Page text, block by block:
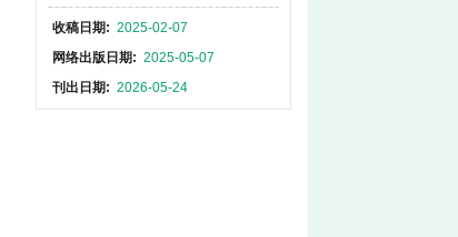
收稿日期: 2025-02-07
网络出版日期: 2025-05-07
刊出日期: 2026-05-24